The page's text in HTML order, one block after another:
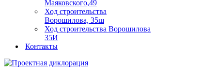
Маяковского,49
Ход строительства
Ворошилова, 35ш
Ход строительства Ворошилова
35И
Контакты